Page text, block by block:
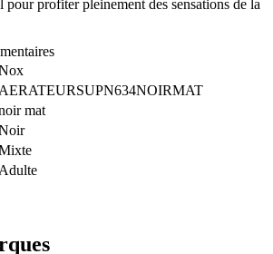
profiter pleinement des sensations de la
AERATEURSUPN634NOIRMAT
mat
Adulte